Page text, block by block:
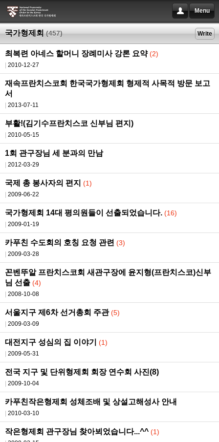
Menu
국가형제회 (457) Write
최복련 아네스 할머니 장례미사 강론 요약 (2)
2010-12-27
재속프란치스코회 한국국가형제회 형제적 사목적 방문 보고
서
2013-07-11
부활!(김기수프란치스코 신부님 편지)
2010-05-15
1회 관구장님 세 분과의 만남
2012-03-29
국제 총 봉사자의 편지 (1)
2009-06-22
국가형제회 14대 평의원들이 선출되었습니다. (16)
2009-01-19
카푸친 수도회의 호칭 요청 관련 (3)
2009-03-28
꼰벤뚜알 프란치스코회 새관구장에 윤지형(프란치스코)신부
님 선출 (4)
2008-10-08
서울지구 제6차 선거총회 주관 (5)
2009-03-09
대전지구 성심의 집 이야기 (1)
2009-05-31
전국 지구 및 단위형제회 회장 연수회 사진(8)
2009-10-04
카푸친작은형제회 성체조배 및 상설고해성사 안내
2010-03-10
작은형제회 관구장님 찾아뵈었습니다...^^ (1)